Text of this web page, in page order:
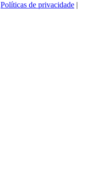
Políticas de privacidade |